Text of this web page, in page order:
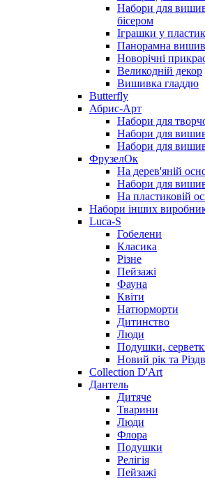
Набори для
бісером
Іграшки у
Панорамна
Новорічні
Великодній декор
Вишивка гладдю
Butterfly
Абрис-Арт
Набори для
Набори для
Набори для
ФрузелОк
На дерев'яній
Набори для
На пластиковій
Набори інших
Luca-S
Гобелени
Класика
Різне
Пейзажі
Фауна
Квіти
Натюрморти
Дитинство
Люди
Подушки,
Новий рік та
Collection D'Art
Дантель
Дитяче
Тварини
Люди
Флора
Подушки
Релігія
Пейзажі